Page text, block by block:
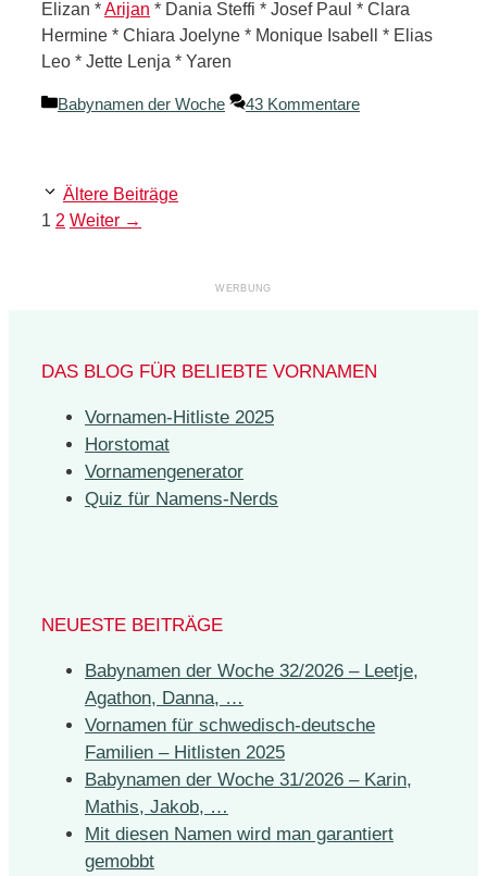
Elizan *Arijan * Dania Steffi * Josef Paul * Clara
Hermine * Chiara Joelyne * Monique Isabell * Elias
Leo * Jette Lenja * Yaren
Kategorien
Babynamen der Woche 43 Kommentare
Ältere Beiträge
Seite
1 Seite
2 Weiter →
DAS BLOG FÜR BELIEBTE VORNAMEN
Vornamen-Hitliste 2025
Horstomat
Vornamengenerator
Quiz für Namens-Nerds
NEUESTE BEITRÄGE
Babynamen der Woche 32/2026 – Leetje,
Agathon, Danna, …
Vornamen für schwedisch-deutsche
Familien – Hitlisten 2025
Babynamen der Woche 31/2026 – Karin,
Mathis, Jakob, …
Mit diesen Namen wird man garantiert
gemobbt